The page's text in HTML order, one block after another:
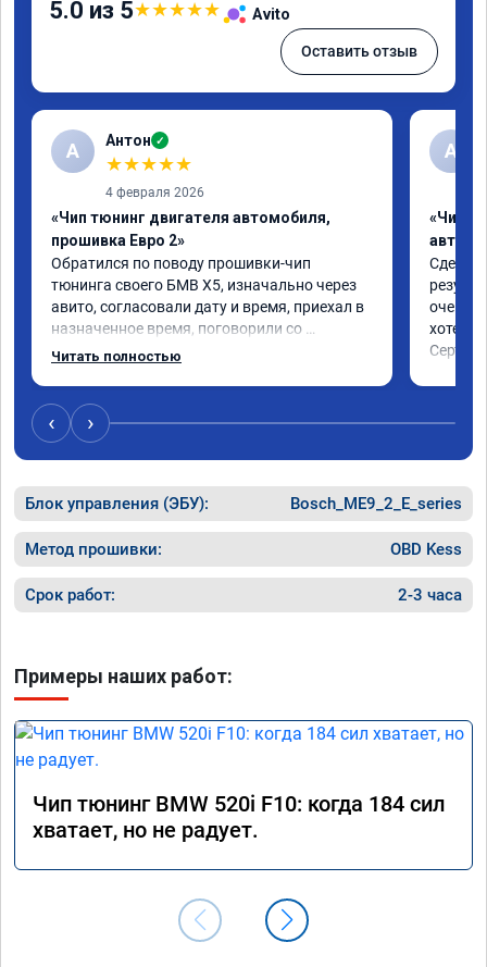
5.0 из 5★★★★★ Avito
Оставить отзыв
А Антон ✓
★★★★★
4 февраля 2026
«Чип тюнинг двигателя автомобиля,
прошивка Евро 2»
Обратился по поводу прошивки-чип
тюнинга своего БМВ Х5, изначально через
авито, согласовали дату и время, приехал в
назначенное время, поговорили со
специалистом, друг-друга поняли, озвучили
авто, забрал. Раскрыть потенциал
прошивки по городу в полном объёме
возможности нет, но то, что есть изменения
за оказанную услугу.
Читать полностью
A
«Чип
очень
хотел.
‹ ›
Блок управления (ЭБУ): Bosch_ME9_2_E_series
Метод прошивки: OBD Kess
Срок работ: 2-3 часа
Примеры наших работ:
Чип тюнинг BMW 520i F10: когда 184 сил
хватает, но не радует.